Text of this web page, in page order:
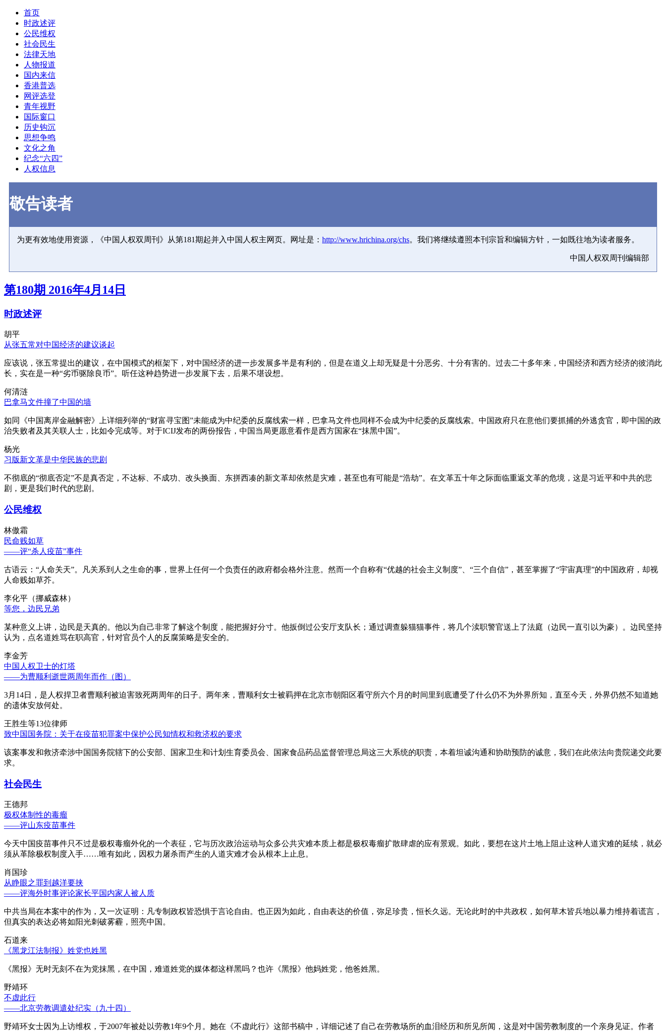
首页
时政述评
公民维权
社会民生
法律天地
人物报道
国内来信
香港普选
网评选登
青年视野
国际窗口
历史钩沉
思想争鸣
文化之角
纪念“六四”
人权信息
敬告读者
为更有效地使用资源，《中国人权双周刊》从第181期起并入中国人权主网页。网址是： http://www.hrichina.org/chs。我们将继续遵照本刊宗旨和编辑方针，一如既往地为读者服务。
中国人权双周刊编辑部
第180期 2016年4月14日
时政述评
胡平
从张五常对中国经济的建议谈起
应该说，张五常提出的建议，在中国模式的框架下，对中国经济的进一步发展多半是有利的，但是在道义上却无疑是十分恶劣、十分有害的。过去二十多年来，中国经济和西方经济的彼消此
长，实在是一种“劣币驱除良币”。听任这种趋势进一步发展下去，后果不堪设想。
何清涟
巴拿马文件撞了中国的墙
如同《中国离岸金融解密》上详细列举的“财富寻宝图”未能成为中纪委的反腐线索一样，巴拿马文件也同样不会成为中纪委的反腐线索。中国政府只在意他们要抓捕的外逃贪官，即中国的政
治失败者及其关联人士，比如令完成等。对于ICIJ发布的两份报告，中国当局更愿意看作是西方国家在“抹黑中国”。
杨光
习版新文革是中华民族的悲剧
不彻底的“彻底否定”不是真否定，不达标、不成功、改头换面、东拼西凑的新文革却依然是灾难，甚至也有可能是“浩劫”。在文革五十年之际面临重返文革的危境，这是习近平和中共的悲
剧，更是我们时代的悲剧。
公民维权
林傲霜
民命贱如草
——评“杀人疫苗”事件
古语云：“人命关天”。凡关系到人之生命的事，世界上任何一个负责任的政府都会格外注意。然而一个自称有“优越的社会主义制度”、“三个自信”，甚至掌握了“宇宙真理”的中国政府，却视
人命贱如草芥。
李化平（挪威森林）
等您，边民兄弟
某种意义上讲，边民是天真的。他以为自己非常了解这个制度，能把握好分寸。他扳倒过公安厅支队长；通过调查躲猫猫事件，将几个渎职警官送上了法庭（边民一直引以为豪）。边民坚持
认为，点名道姓骂在职高官，针对官员个人的反腐策略是安全的。
李金芳
中国人权卫士的灯塔
——为曹顺利逝世两周年而作（图）
3月14日，是人权捍卫者曹顺利被迫害致死两周年的日子。两年来，曹顺利女士被羁押在北京市朝阳区看守所六个月的时间里到底遭受了什么仍不为外界所知，直至今天，外界仍然不知道她
的遗体安放何处。
王胜生等13位律师
致中国国务院：关于在疫苗犯罪案中保护公民知情权和救济权的要求
该案事发和救济牵涉中国国务院辖下的公安部、国家卫生和计划生育委员会、国家食品药品监督管理总局这三大系统的职责，本着坦诚沟通和协助预防的诚意，我们在此依法向贵院递交此要
求。
社会民生
王德邦
极权体制性的毒瘤
——评山东疫苗事件
今天中国疫苗事件只不过是极权毒瘤外化的一个表征，它与历次政治运动与众多公共灾难本质上都是极权毒瘤扩散肆虐的应有景观。如此，要想在这片土地上阻止这种人道灾难的延续，就必
须从革除极权制度入手……唯有如此，因权力屠杀而产生的人道灾难才会从根本上止息。
肖国珍
从睁眼之罪到越洋要挟
——评海外时事评论家长平国内家人被人质
中共当局在本案中的作为，又一次证明：凡专制政权皆恐惧于言论自由。也正因为如此，自由表达的价值，弥足珍贵，恒长久远。无论此时的中共政权，如何草木皆兵地以暴力维持着谎言，
但真实的表达必将如阳光刺破雾霾，照亮中国。
石道来
《黑龙江法制报》姓党也姓黑
《黑报》无时无刻不在为党抹黑，在中国，难道姓党的媒体都这样黑吗？也许《黑报》他妈姓党，他爸姓黑。
野靖环
不虚此行
——北京劳教调遣处纪实（九十四）
野靖环女士因为上访维权，于2007年被处以劳教1年9个月。她在《不虚此行》这部书稿中，详细记述了自己在劳教场所的血泪经历和所见所闻，这是对中国劳教制度的一个亲身见证。作者